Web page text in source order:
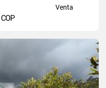
Venta
COP